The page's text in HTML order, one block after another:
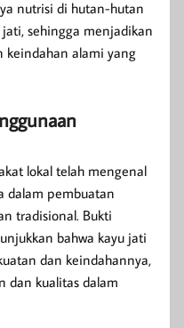
nutrisi di hutan-hutan
sehingga menjadikan
keindahan alami yang
lokal telah mengenal
dalam pembuatan
tradisional. Bukti
bahwa kayu jati
dan keindahannya,
dan kualitas dalam